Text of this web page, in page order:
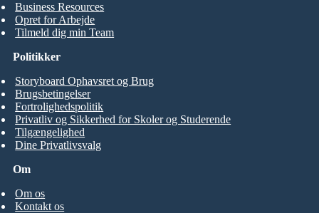
Business Resources
Opret for Arbejde
Tilmeld dig min Team
Om
Om os
Kontakt os
Politikker
Storyboard Ophavsret og Brug
Brugsbetingelser
Fortrolighedspolitik
Privatliv og Sikkerhed for Skoler og Studerende
Tilgængelighed
Dine Privatlivsvalg